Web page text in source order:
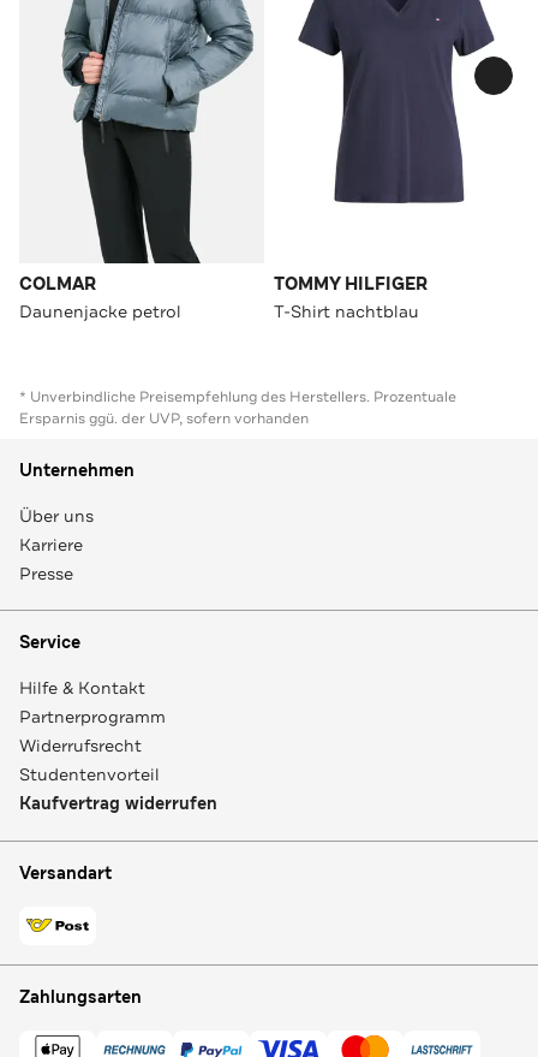
COLMAR
Daunenjacke petrol
TOMMY HILFIGER
T-Shirt nachtblau
* Unverbindliche Preisempfehlung des Herstellers. Prozentuale
Ersparnis ggü. der UVP, sofern vorhanden
Unternehmen
Über uns
Karriere
Presse
Service
Hilfe & Kontakt
Partnerprogramm
Widerrufsrecht
Studentenvorteil
Kaufvertrag widerrufen
Versandart
Zahlungsarten